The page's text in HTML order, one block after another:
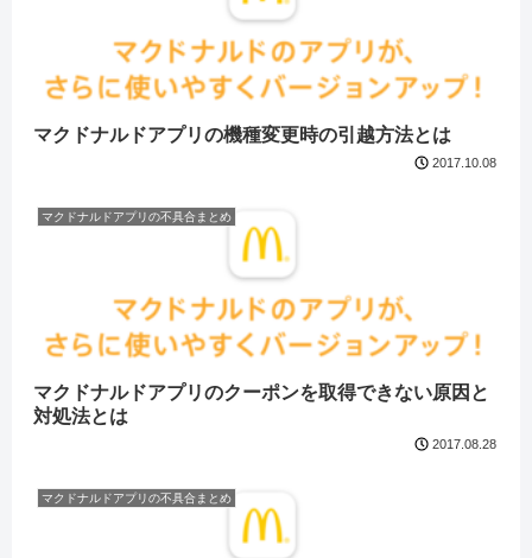
マクドナルドアプリの機種変更時の引越方法とは
2017.10.08
マクドナルドアプリの不具合まとめ
マクドナルドアプリのクーポンを取得できない原因と
対処法とは
2017.08.28
マクドナルドアプリの不具合まとめ